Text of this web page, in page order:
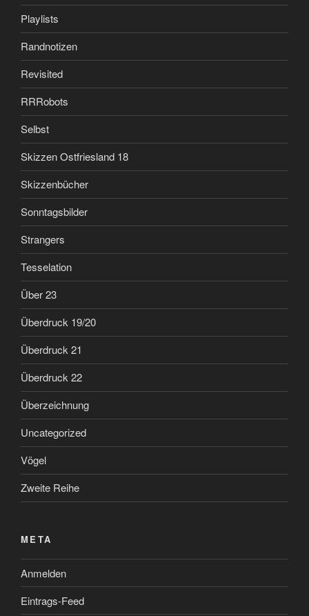
Playlists
Randnotizen
Revisited
RRRobots
Selbst
Skizzen Ostfriesland 18
Skizzenbücher
Sonntagsbilder
Strangers
Tesselation
Über 23
Überdruck 19/20
Überdruck 21
Überdruck 22
Überzeichnung
Uncategorized
Vögel
Zweite Reihe
META
Anmelden
Eintrags-Feed